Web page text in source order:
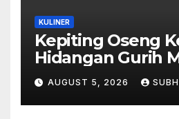
KULINER
Kepiting Oseng
Hidangan Gurih
Selalu
Setiap Suapan
AUGUST 5, 2026